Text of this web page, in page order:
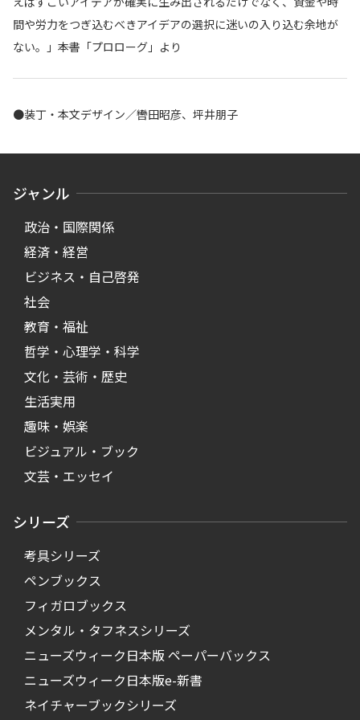
間や労力をつぎ込むべきアイデアの選択に迷いの入り込む余地が
ない。」――本書「プロローグ」より
●装丁・本文デザイン／轡田昭彦、坪井朋子
ジャンル
政治・国際関係
経済・経営
ビジネス・自己啓発
社会
教育・福祉
哲学・心理学・科学
文化・芸術・歴史
生活実用
趣味・娯楽
ビジュアル・ブック
文芸・エッセイ
シリーズ
考具シリーズ
ペンブックス
フィガロブックス
メンタル・タフネスシリーズ
ニューズウィーク日本版 ペーパーバックス
ニューズウィーク日本版e-新書
ネイチャーブックシリーズ